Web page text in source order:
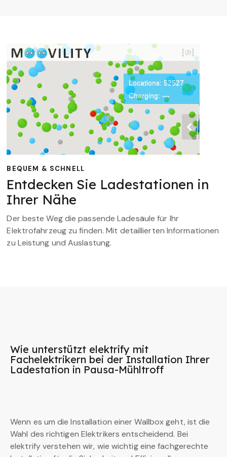
BEQUEM & SCHNELL
Entdecken Sie Ladestationen in
Ihrer Nähe
Der beste Weg die passende Ladesäule für Ihr
Elektrofahrzeug zu finden. Mit detaillierten Informationen
zu Leistung und Auslastung.
Wie unterstützt elektrify mit
Fachelektrikern bei der Installation Ihrer
Ladestation in Pausa-Mühltroff
Wenn es um die Installation einer Wallbox geht, ist die
Wahl des richtigen Elektrikers entscheidend. Bei
elektrify verstehen wir, wie wichtig eine fachgerechte